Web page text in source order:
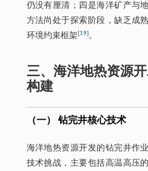
仍没有厘清；四是海洋矿产与
方法尚处于探索阶段，缺乏成
环境约束框架[19]。
三、海洋地热资源
构建
（一） 钻完井核心技术
海洋地热资源开发的钻完井作
技术挑战，主要包括高温高压